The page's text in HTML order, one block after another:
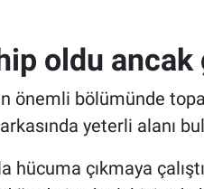
oldu ancak
önemli bölümünde
yeterli alanı
hücuma çıkmaya